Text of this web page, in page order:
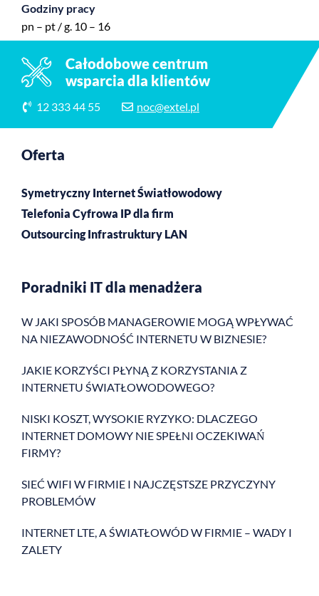
Godziny pracy
pn – pt / g. 10 – 16
Całodobowe centrum
wsparcia dla klientów
12 333 44 55 noc@extel.pl
Oferta
Symetryczny Internet Światłowodowy
Telefonia Cyfrowa IP dla firm
Outsourcing Infrastruktury LAN
Poradniki IT dla menadżera
W JAKI SPOSÓB MANAGEROWIE MOGĄ WPŁYWAĆ
NA NIEZAWODNOŚĆ INTERNETU W BIZNESIE?
JAKIE KORZYŚCI PŁYNĄ Z KORZYSTANIA Z
INTERNETU ŚWIATŁOWODOWEGO?
NISKI KOSZT, WYSOKIE RYZYKO: DLACZEGO
INTERNET DOMOWY NIE SPEŁNI OCZEKIWAŃ
FIRMY?
SIEĆ WIFI W FIRMIE I NAJCZĘSTSZE PRZYCZYNY
PROBLEMÓW
INTERNET LTE, A ŚWIATŁOWÓD W FIRMIE – WADY I
ZALETY